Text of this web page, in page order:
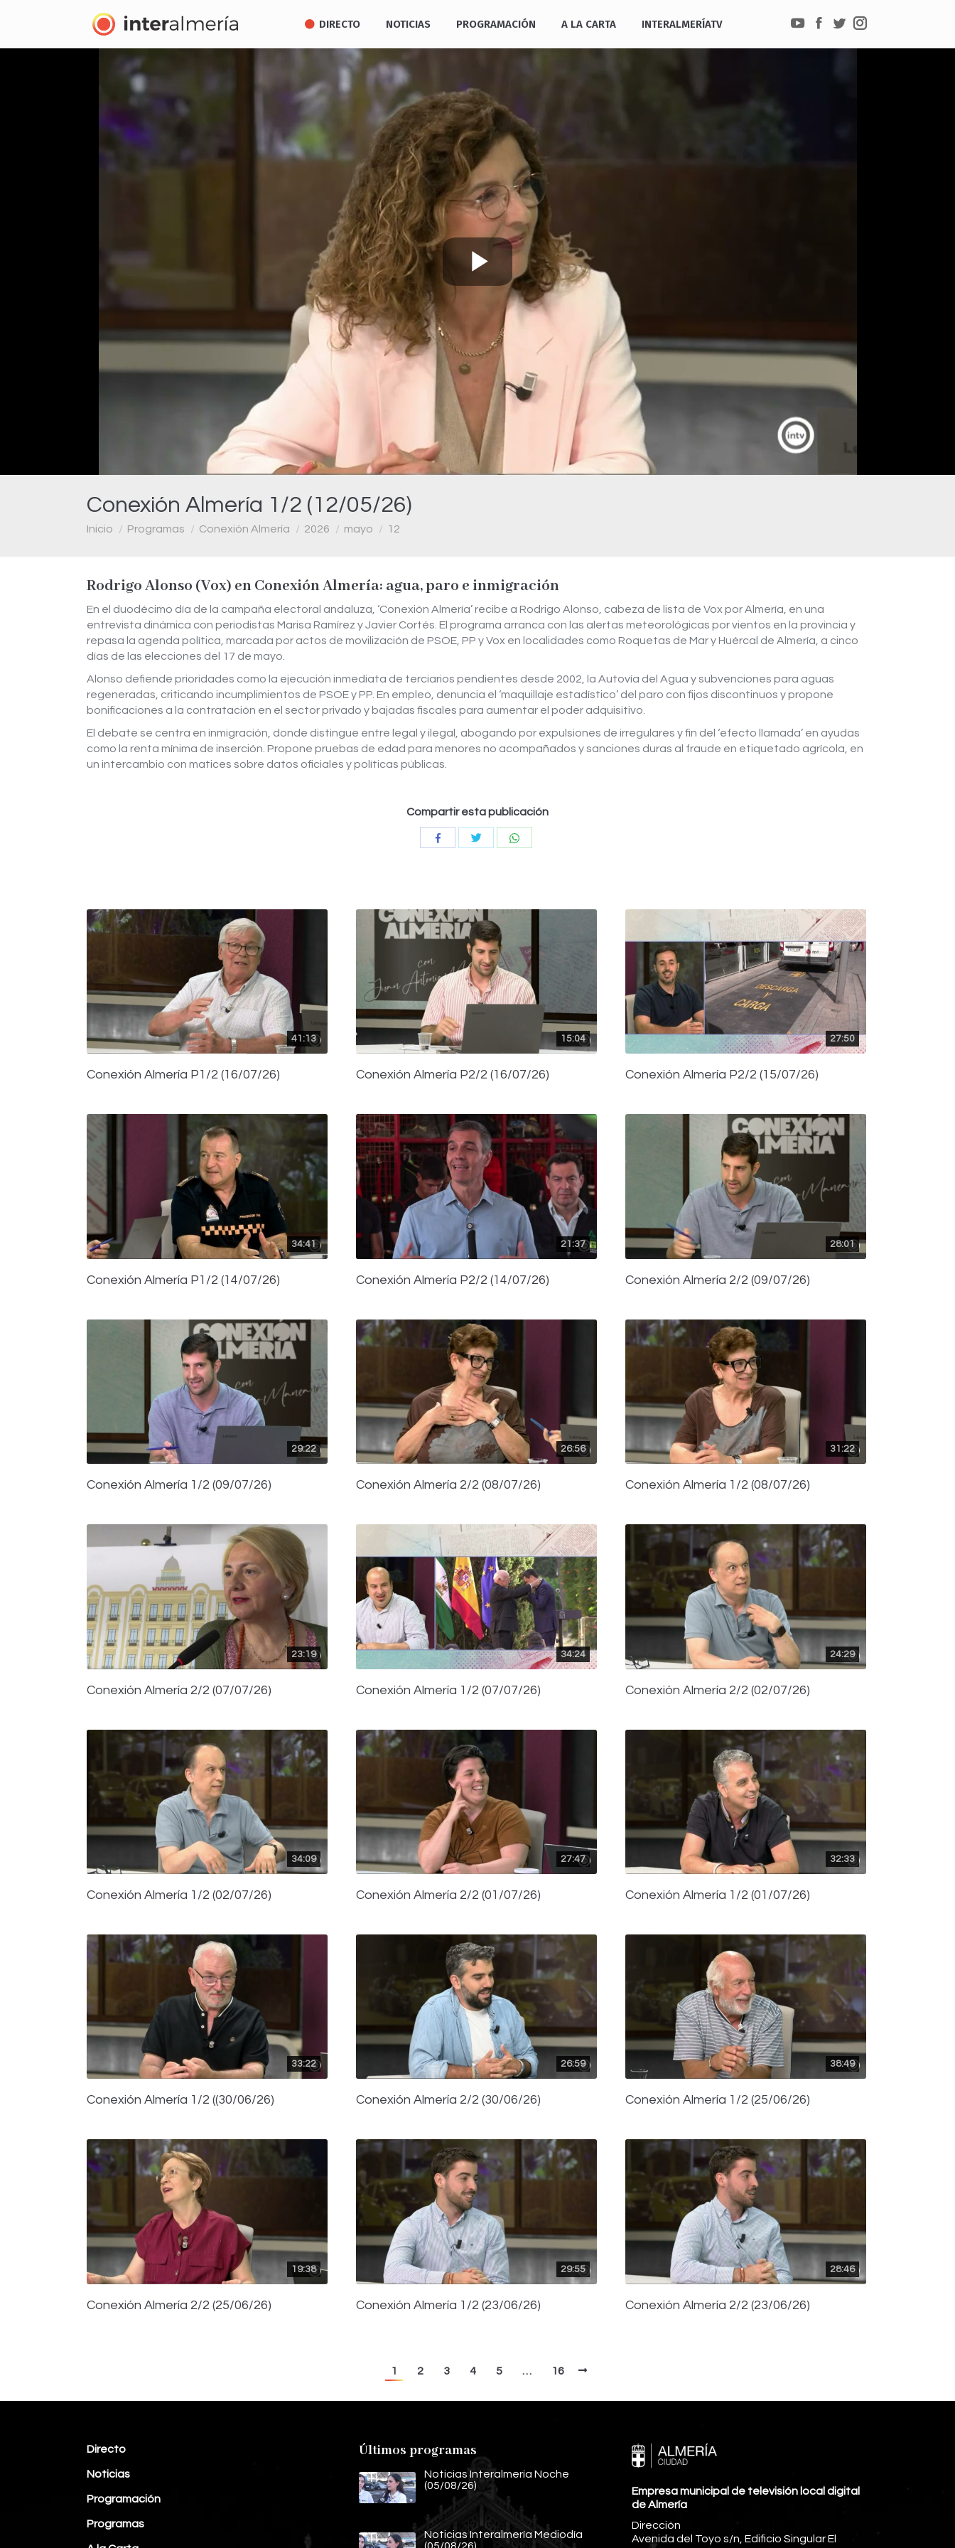
DIRECTO NOTICIAS PROGRAMACIÓN A LA CARTA INTERALMERÍATV
YouTube
Facebook
TwitterInstagram
Conexión Almería 1/2 (12/05/26)
Estás aquí:
Inicio Programas Conexión Almería 2026 mayo 12
Play
Video
Rodrigo Alonso (Vox) en Conexión Almería: agua, paro e inmigración
En el duodécimo día de la campaña electoral andaluza, ‘Conexión Almería’ recibe a Rodrigo Alonso, cabeza de lista de Vox por Almería, en una
entrevista dinámica con periodistas Marisa Ramírez y Javier Cortés. El programa arranca con las alertas meteorológicas por vientos en la provincia y
repasa la agenda política, marcada por actos de movilización de PSOE, PP y Vox en localidades como Roquetas de Mar y Huércal de Almería, a cinco
días de las elecciones del 17 de mayo.
Alonso defiende prioridades como la ejecución inmediata de terciarios pendientes desde 2002, la Autovía del Agua y subvenciones para aguas
regeneradas, criticando incumplimientos de PSOE y PP. En empleo, denuncia el ‘maquillaje estadístico’ del paro con fijos discontinuos y propone
bonificaciones a la contratación en el sector privado y bajadas fiscales para aumentar el poder adquisitivo.
El debate se centra en inmigración, donde distingue entre legal y ilegal, abogando por expulsiones de irregulares y fin del ‘efecto llamada’ en ayudas
como la renta mínima de inserción. Propone pruebas de edad para menores no acompañados y sanciones duras al fraude en etiquetado agrícola, en
un intercambio con matices sobre datos oficiales y políticas públicas.
Compartir esta publicación
CompartirCompartir
41:13
Conexión Almería P1/2 (16/07/26)
15:04
Conexión Almería P2/2 (16/07/26)
27:50
Conexión Almería P2/2 (15/07/26)
34:41
Conexión Almería P1/2 (14/07/26)
21:37
Conexión Almería P2/2 (14/07/26)
28:01
Conexión Almería 2/2 (09/07/26)
29:22
Conexión Almería 1/2 (09/07/26)
26:56
Conexión Almería 2/2 (08/07/26)
31:22
Conexión Almería 1/2 (08/07/26)
23:19
Conexión Almería 2/2 (07/07/26)
34:24
Conexión Almería 1/2 (07/07/26)
24:29
Conexión Almería 2/2 (02/07/26)
34:09
Conexión Almería 1/2 (02/07/26)
27:47
Conexión Almería 2/2 (01/07/26)
32:33
Conexión Almería 1/2 (01/07/26)
33:22
Conexión Almería 1/2 ((30/06/26)
26:59
Conexión Almería 2/2 (30/06/26)
38:49
Conexión Almería 1/2 (25/06/26)
19:38
Conexión Almería 2/2 (25/06/26)
29:55
Conexión Almería 1/2 (23/06/26)
28:46
Conexión Almería 2/2 (23/06/26)
1 2 3 4 5 … 16
Directo
Noticias
Programación
Programas
Últimos programas
Noticias Interalmería Noche
(05/08/26)
Noticias Interalmería Mediodía
Empresa municipal de televisión local digital
de Almería
Dirección
Avenida del Toyo s/n, Edificio Singular El